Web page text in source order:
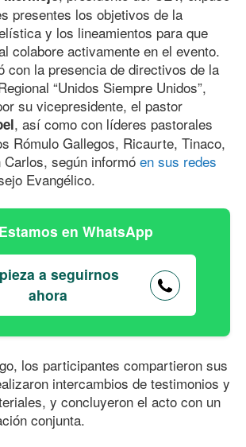
presentes los objetivos de la
y los lineamientos para que
colabore activamente en el evento.
con la presencia de directivos de la
“Unidos Siempre Unidos”,
su vicepresidente, el pastor
, así como con líderes pastorales
Rómulo Gallegos, Ricaurte, Tinaco,
según informó en sus redes
Evangélico.
Estamos en WhatsApp
a seguirnos
ahora
los participantes compartieron sus
intercambios de testimonios y
y concluyeron el acto con un
conjunta.